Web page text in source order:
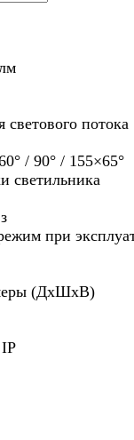
светового потока
/ 90° / 155×65°
светильника
при
(ДхШхВ)